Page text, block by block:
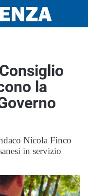
la
Nicola Finco
in servizio